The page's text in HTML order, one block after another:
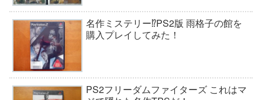
名作ミステリー⁉PS2版 雨格子の館を
購入プレイしてみた！
PS2フリーダムファイターズ これはマ